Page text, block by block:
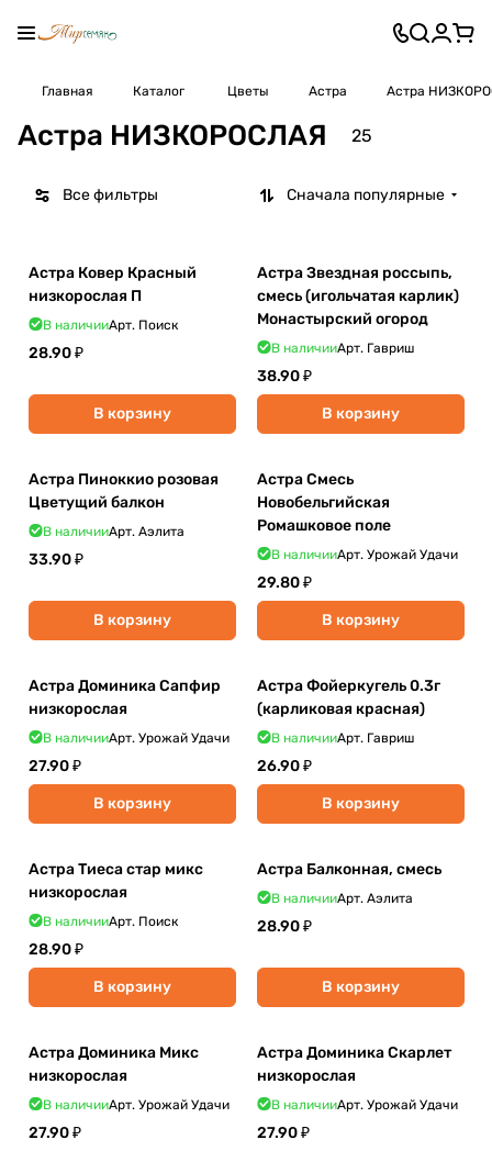
Главная Каталог Цветы Астра Астра
Астра НИЗКОРОСЛАЯ 25
Все фильтры Сначала популярные
Астра Ковер Красный
низкорослая П
В наличииАрт. Поиск
28.90 ₽
В корзину
Астра Звездная россыпь,
смесь (игольчатая карлик)
Монастырский огород
В наличииАрт. Гавриш
38.90 ₽
В корзину
Астра Пиноккио розовая
Цветущий балкон
В наличииАрт. Аэлита
33.90 ₽
В корзину
Астра Смесь
Новобельгийская
Ромашковое поле
В наличииАрт. Урожай Удачи
29.80 ₽
В корзину
Астра Доминика Сапфир
низкорослая
В наличииАрт. Урожай Удачи
27.90 ₽
В корзину
Астра Фойеркугель 0.3г
(карликовая красная)
В наличииАрт. Гавриш
26.90 ₽
В корзину
Астра Тиеса стар микс
низкорослая
В наличииАрт. Поиск
28.90 ₽
В корзину
Астра Балконная, смесь
В наличииАрт. Аэлита
28.90 ₽
В корзину
Астра Доминика Микс
низкорослая
В наличииАрт. Урожай Удачи
27.90 ₽
Астра Доминика Скарлет
низкорослая
В наличииАрт. Урожай Удачи
27.90 ₽